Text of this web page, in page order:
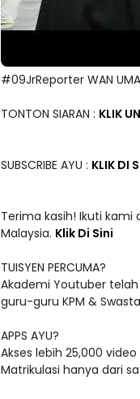
#09JrReporter WAN
TONTON SIARAN : KLIK
SUBSCRIBE AYU : KLIK DI
Terima kasih! Ikuti
Malaysia. Klik Di Sini
TUISYEN PERCUMA?
Akademi Youtuber
guru-guru KPM &
APPS AYU?
Akses lebih 25,000
Matrikulasi hanya dari